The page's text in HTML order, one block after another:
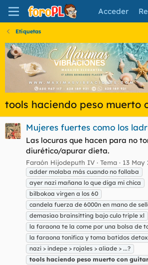
Acceder
Etiquetas
tools haciendo peso muerto
Mujeres fuertes como los
Las locuras que hacen para no
diurético/apurar dieta.
Faraón Hijodeputh IV Tema 13 May
adder molaba más cuando no follaba
ayer nazi mañana lo que diga mi chica
bilbokoa virgen a los 60
candela fuerza de 6000n en mano de
demasiao brainsitting bajo culo triple xl
la faraona te la come por una bolsa de
la faraona tonifica y toma batidos detox
nazi > indepe > rojales > aliade > ...?
tools haciendo peso muerto con